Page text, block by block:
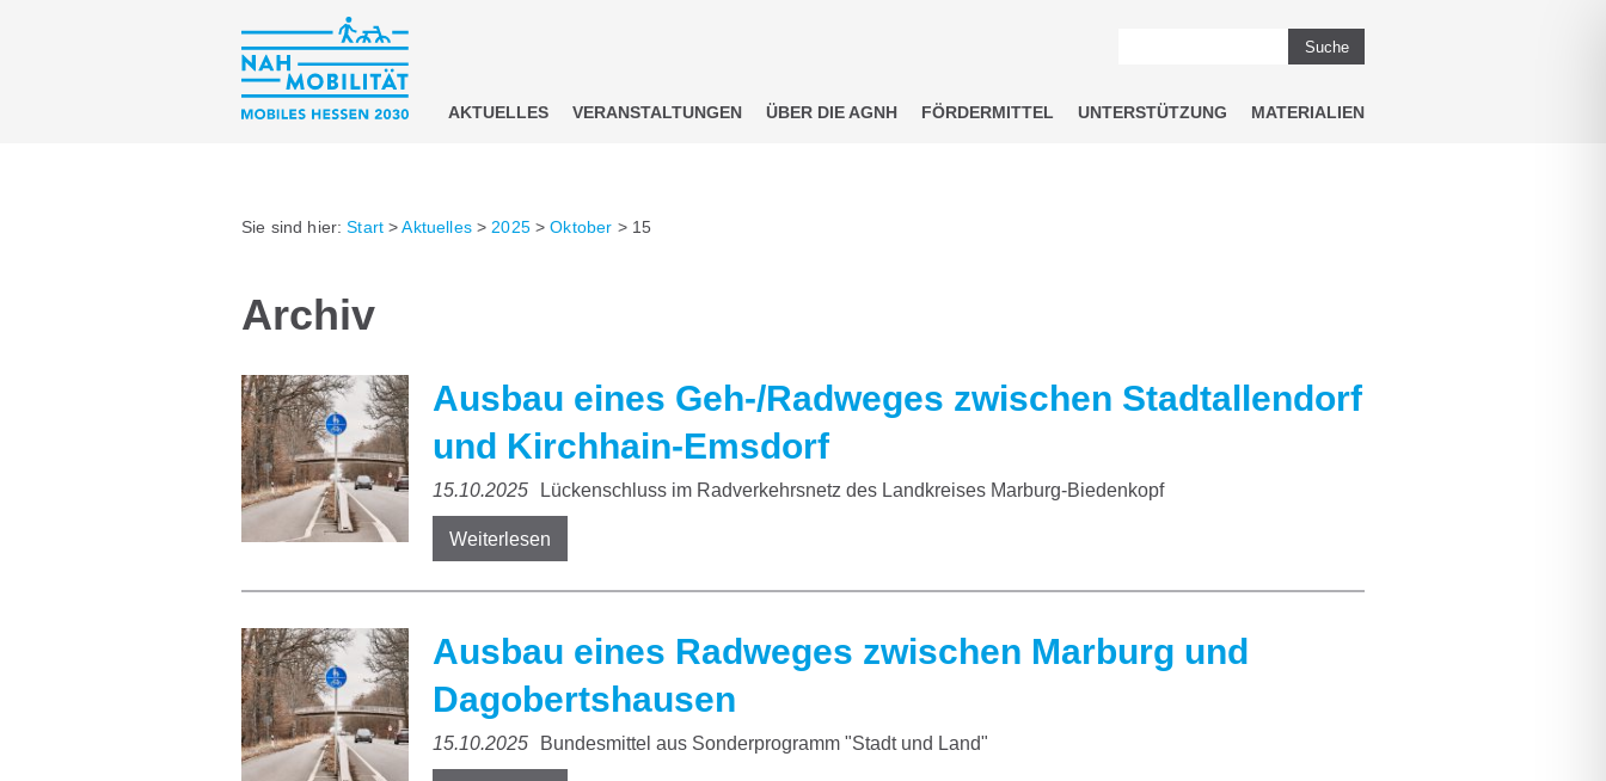
Suche
AKTUELLES VERANSTALTUNGEN ÜBER DIE AGNH FÖRDERMITTEL UNTERSTÜTZUNG MATERIALIEN
Sie sind hier:Start >Aktuelles> 2025>Oktober > 15
Archiv
Ausbau eines Geh-/Radweges zwischen Stadtallendorf
und Kirchhain-Emsdorf
15.10.2025 Lückenschluss im Radverkehrsnetz des Landkreises Marburg-Biedenkopf
Weiterlesen
Ausbau eines Radweges zwischen Marburg und
Dagobertshausen
15.10.2025 Bundesmittel aus Sonderprogramm "Stadt und Land"